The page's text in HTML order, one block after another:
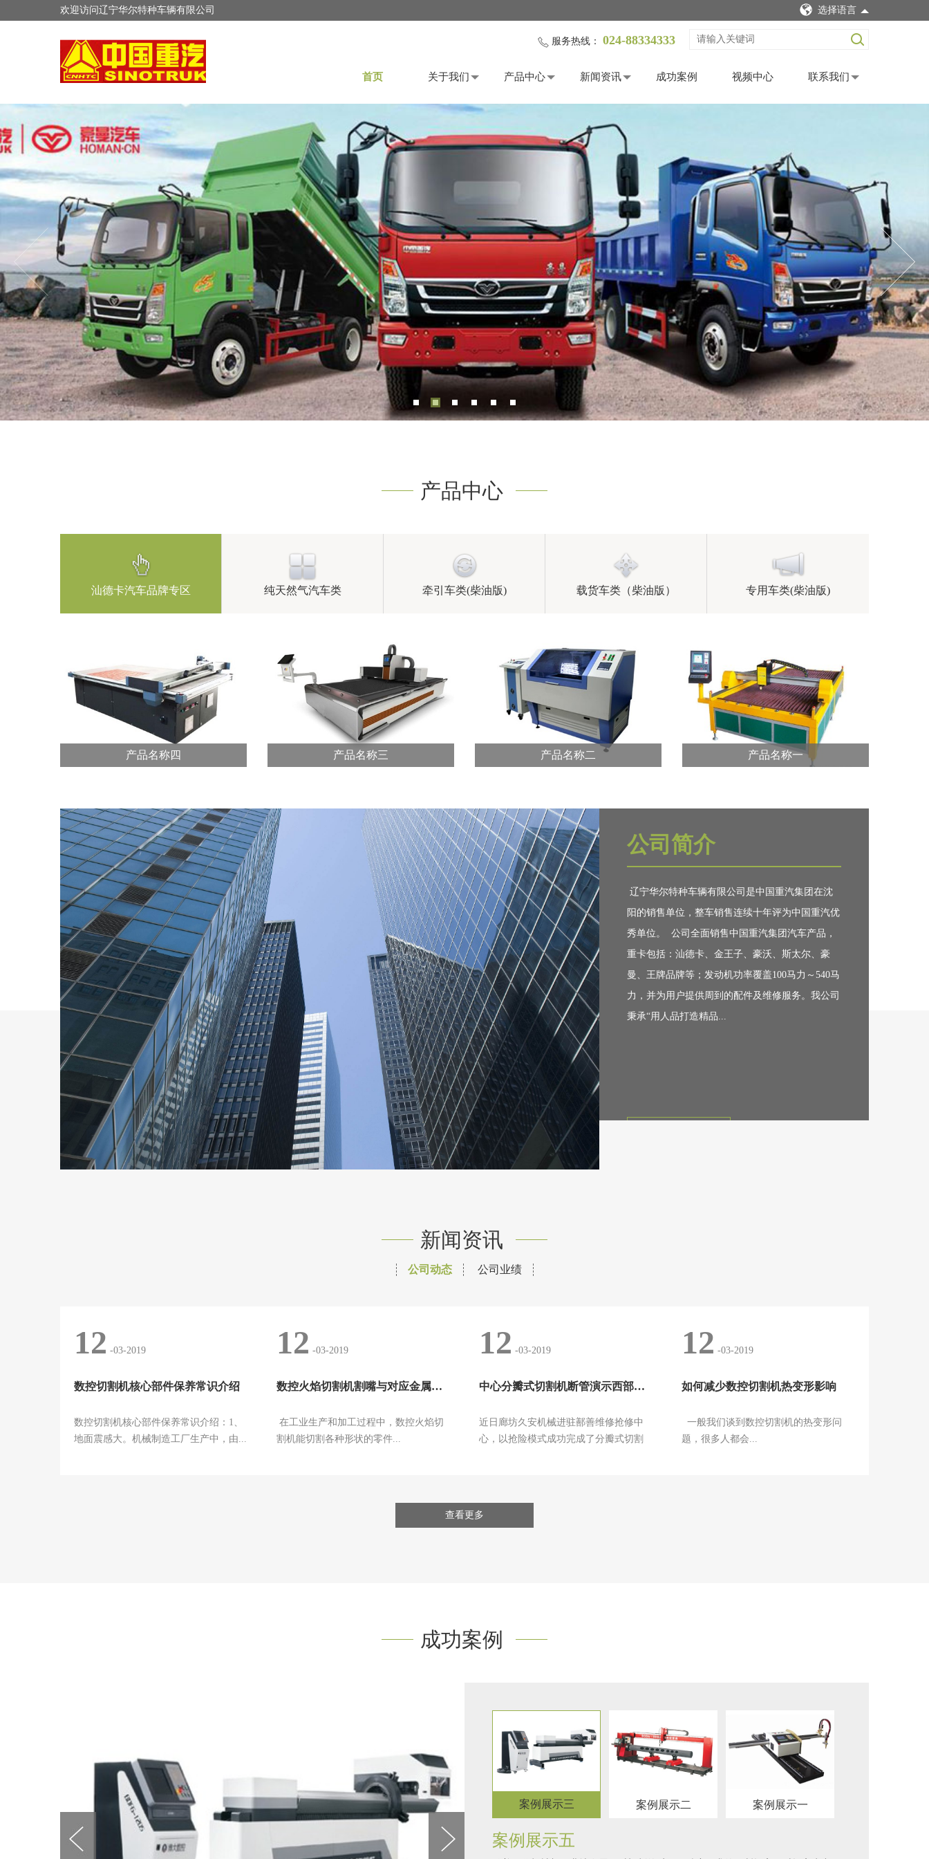
欢迎访问辽宁华尔特种车辆有限公司 选择语言
服务热线： 024-88334333
首页 关于我们 产品中心 新闻资讯 成功案例 视频中心 联系我们
产品中心
汕德卡汽车品牌专区 纯天然气汽车类 牵引车类(柴油版) 载货车类（柴油版） 专用车类(柴油版)
产品名称四
产品名称四
龙门切割机为龙门式结构，横向跨
度有3m、4m、5m、6m、8m等多
种规格，均采用...?
产品名称三
产品名称三
龙门切割机为龙门式结构，横向跨
度有3m、4m、5m、6m、8m等多
种规格，均采用...?
产品名称二
产品名称二
龙门切割机为龙门式结构，横向跨
度有3m、4m、5m、6m、8m等多
种规格，均采用...?
产品名称一
产品名称一
龙门切割机为龙门式结构，横向跨
度有3m、4m、5m、6m、8m等多
种规格，均采用...?
公司简介
辽宁华尔特种车辆有限公司是中国重汽集团在沈
阳的销售单位，整车销售连续十年评为中国重汽优
秀单位。 公司全面销售中国重汽集团汽车产品，
重卡包括：汕德卡、金王子、豪沃、斯太尔、豪
曼、王牌品牌等；发动机功率覆盖100马力～540马
力，并为用户提供周到的配件及维修服务。我公司
秉承“用人品打造精品...
新闻资讯
公司动态 公司业绩
12 -03-2019
数控切割机核心部件保养常识介绍
数控切割机核心部件保养常识介绍：1、
地面震感大。机械制造工厂生产中，由...
12 -03-2019
数控火焰切割机割嘴与对应金属钢板厚度怎么
在工业生产和加工过程中，数控火焰切
割机能切割各种形状的零件...
12 -03-2019
中心分瓣式切割机断管演示西部管道分公司鄯
近日廊坊久安机械进驻鄯善维修抢修中
心，以抢险模式成功完成了分瓣式切割
12 -03-2019
如何减少数控切割机热变形影响
一般我们谈到数控切割机的热变形问
题，很多人都会...
查看更多
成功案例
案例展示一 案例展示五 案例展示四 案例展示三 案例展示二 案例展示一
案例展示五